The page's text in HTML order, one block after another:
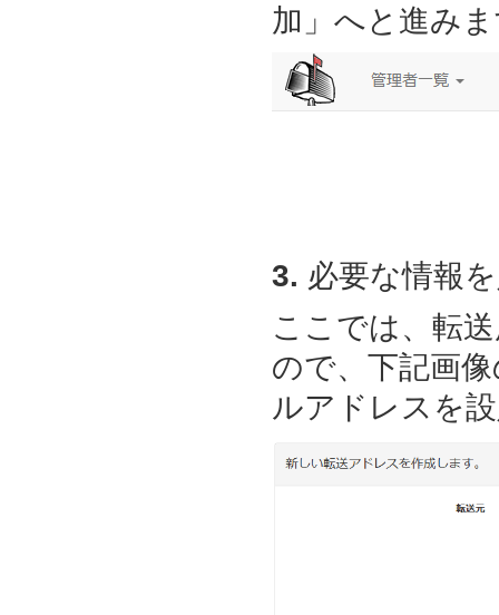
加」へと進み
3. 必要な情報
ここでは、転
ので、下記画
ルアドレスを